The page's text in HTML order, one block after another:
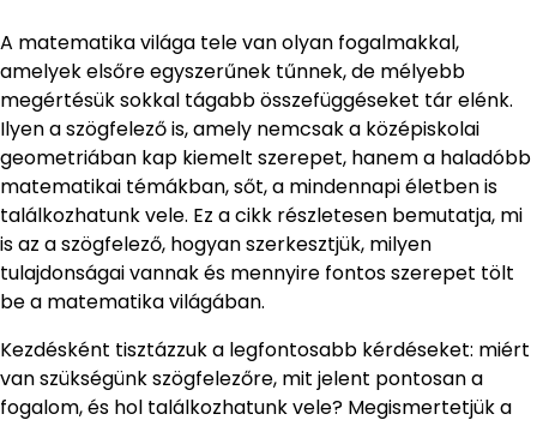
A matematika világa tele van olyan fogalmakkal,
amelyek elsőre egyszerűnek tűnnek, de mélyebb
megértésük sokkal tágabb összefüggéseket tár elénk.
Ilyen a szögfelező is, amely nemcsak a középiskolai
geometriában kap kiemelt szerepet, hanem a haladóbb
matematikai témákban, sőt, a mindennapi életben is
találkozhatunk vele. Ez a cikk részletesen bemutatja, mi
is az a szögfelező, hogyan szerkesztjük, milyen
tulajdonságai vannak és mennyire fontos szerepet tölt
be a matematika világában.
Kezdésként tisztázzuk a legfontosabb kérdéseket: miért
van szükségünk szögfelezőre, mit jelent pontosan a
fogalom, és hol találkozhatunk vele? Megismertetjük a